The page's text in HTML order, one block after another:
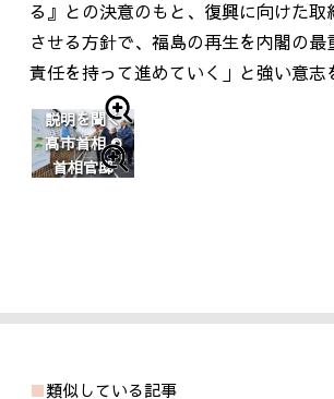
る』との決意のもと、復興に向けた取
させる方針で、福島の再生を内閣の最
責任を持って進めていく」と強い意志
説明を聞く
高市首相 ©
首相官邸
類似している記事